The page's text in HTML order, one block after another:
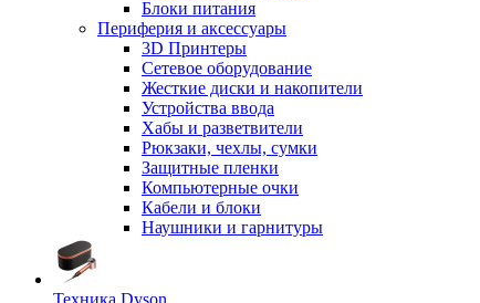
Блоки питания
Периферия и аксессуары
3D Принтеры
Сетевое оборудование
Жесткие диски и накопители
Устройства ввода
Хабы и разветвители
Рюкзаки, чехлы, сумки
Защитные пленки
Компьютерные очки
Кабели и блоки
Наушники и гарнитуры
Техника Dyson